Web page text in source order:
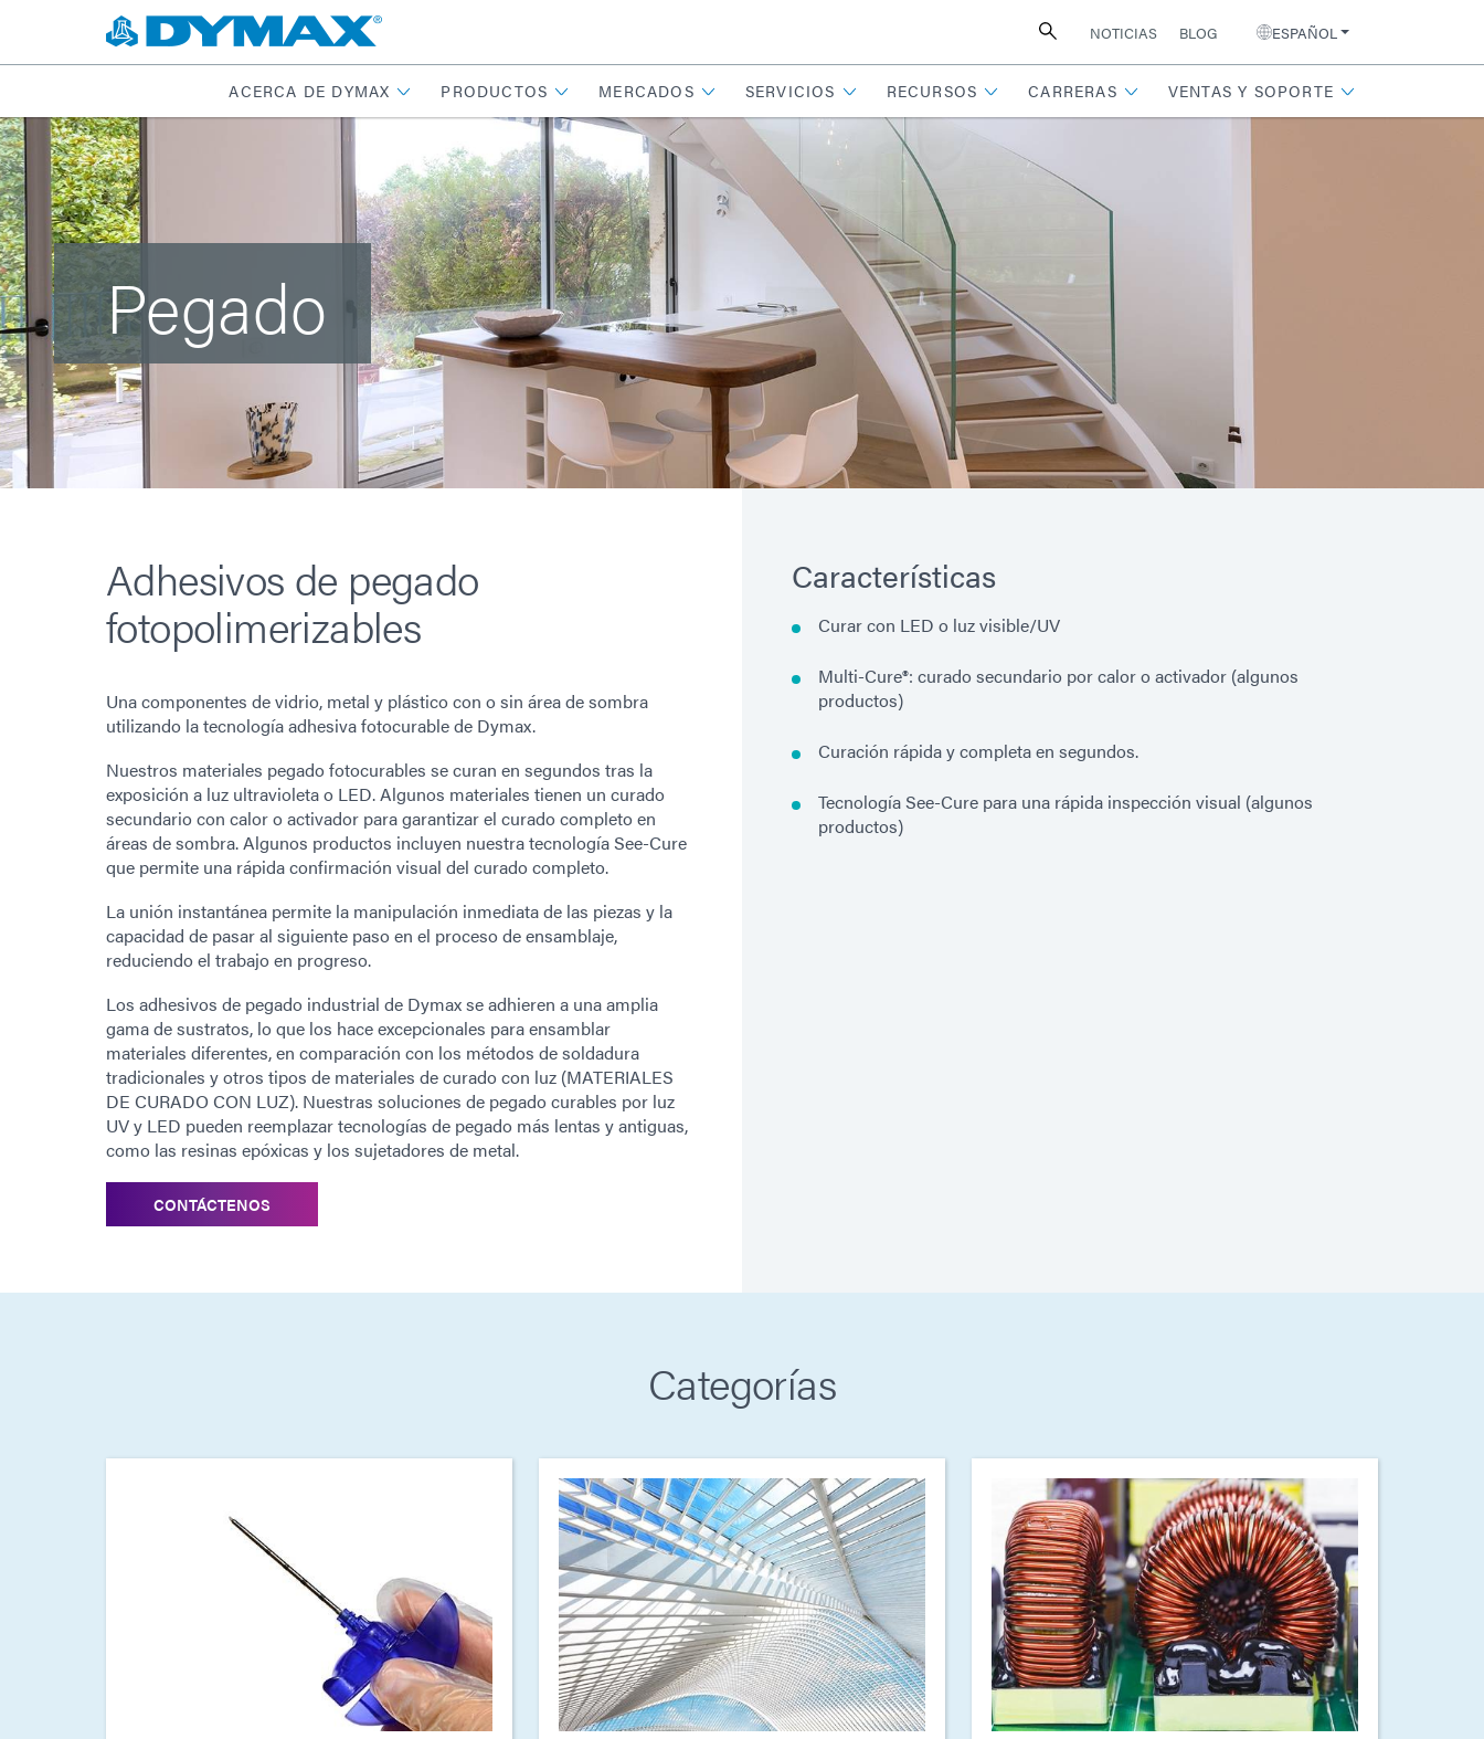
NOTICIAS BLOG ESPAÑOL
ACERCA DE DYMAX PRODUCTOS MERCADOS SERVICIOS RECURSOS CARRERAS VENTAS Y SOPORTE
Pegado
Adhesivos de pegado
fotopolimerizables
Una componentes de vidrio, metal y plástico con o sin área de sombra
utilizando la tecnología adhesiva fotocurable de Dymax.
Nuestros materiales pegado fotocurables se curan en segundos tras la
exposición a luz ultravioleta o LED. Algunos materiales tienen un curado
secundario con calor o activador para garantizar el curado completo en
áreas de sombra. Algunos productos incluyen nuestra tecnología See-Cure
que permite una rápida confirmación visual del curado completo.
La unión instantánea permite la manipulación inmediata de las piezas y la
capacidad de pasar al siguiente paso en el proceso de ensamblaje,
reduciendo el trabajo en progreso.
Los adhesivos de pegado industrial de Dymax se adhieren a una amplia
gama de sustratos, lo que los hace excepcionales para ensamblar
materiales diferentes, en comparación con los métodos de soldadura
tradicionales y otros tipos de materiales de curado con luz (MATERIALES
DE CURADO CON LUZ). Nuestras soluciones de pegado curables por luz
UV y LED pueden reemplazar tecnologías de pegado más lentas y antiguas,
como las resinas epóxicas y los sujetadores de metal.
CONTÁCTENOS
Características
Curar con LED o luz visible/UV
Multi-Cure®: curado secundario por calor o activador (algunos
productos)
Curación rápida y completa en segundos.
Tecnología See-Cure para una rápida inspección visual (algunos
productos)
Categorías